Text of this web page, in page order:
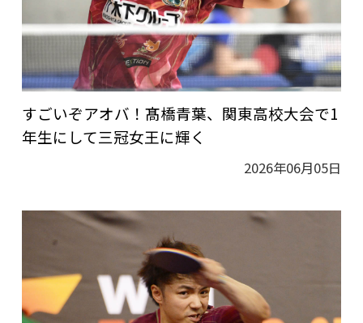
すごいぞアオバ！髙橋青葉、関東高校大会で1
年生にして三冠女王に輝く
2026年06月05日